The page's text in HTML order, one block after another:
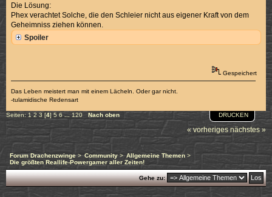
Die Lösung:
Phex verachtet Solche, die den Schleier nicht aus eigener Kraft von dem
Geheimniss ziehen können.
Spoiler
Gespeichert
Das Leben meistert man mit einem Lächeln. Oder gar nicht.
-tulamidische Redensart
DRUCKEN
Seiten: 1 2 3 [4] 5 6 ... 120 Nach oben
« vorheriges nächstes »
Forum Drachenzwinge> Community> Allgemeine Themen>
Die größten Reallife-Powergamer aller Zeiten!
Gehe zu: